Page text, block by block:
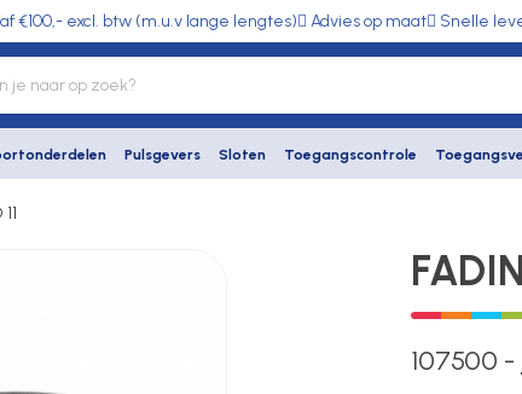
€100,- excl. btw (m.u.v lange lengtes) Advies op maat Snelle
Pulsgevers Sloten Toegangscontrole
107500 -